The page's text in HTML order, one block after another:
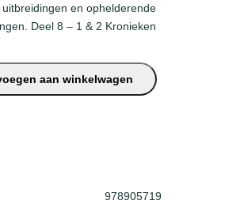
uitbreidingen en ophelderende
Deel 8 – 1 & 2 Kronieken
aan winkelwagen
978905719